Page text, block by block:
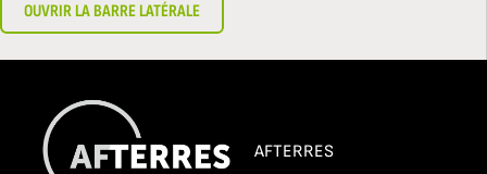
OUVRIR LA BARRE LATÉRALE
AFTERRES